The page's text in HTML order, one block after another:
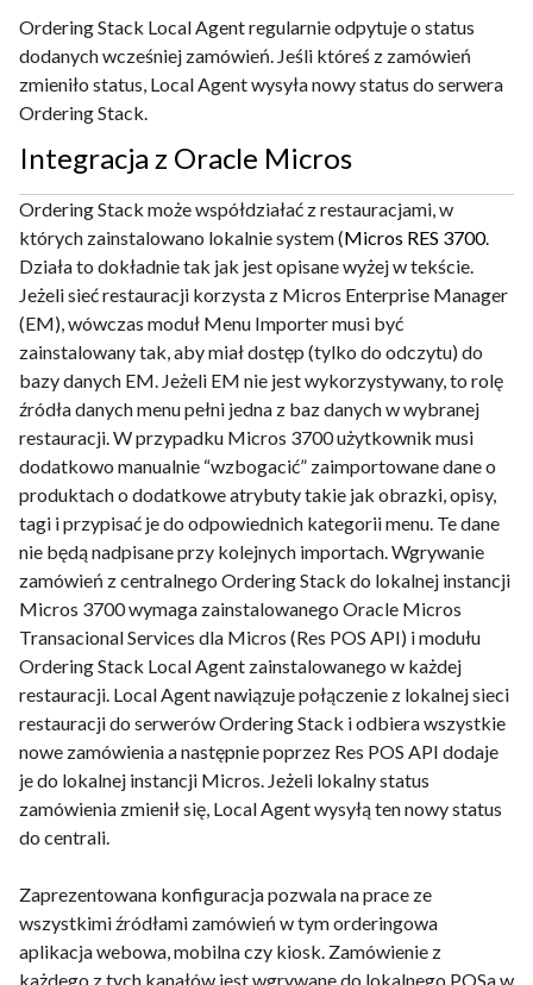
Ordering Stack Local Agent regularnie odpytuje o status
dodanych wcześniej zamówień. Jeśli któreś z zamówień
zmieniło status, Local Agent wysyła nowy status do serwera
Ordering Stack.
Integracja z Oracle Micros
Ordering Stack może współdziałać z restauracjami, w
których zainstalowano lokalnie system (Micros RES 3700.
Działa to dokładnie tak jak jest opisane wyżej w tekście.
Jeżeli sieć restauracji korzysta z Micros Enterprise Manager
(EM), wówczas moduł Menu Importer musi być
zainstalowany tak, aby miał dostęp (tylko do odczytu) do
bazy danych EM. Jeżeli EM nie jest wykorzystywany, to rolę
źródła danych menu pełni jedna z baz danych w wybranej
restauracji. W przypadku Micros 3700 użytkownik musi
dodatkowo manualnie “wzbogacić” zaimportowane dane o
produktach o dodatkowe atrybuty takie jak obrazki, opisy,
tagi i przypisać je do odpowiednich kategorii menu. Te dane
nie będą nadpisane przy kolejnych importach. Wgrywanie
zamówień z centralnego Ordering Stack do lokalnej instancji
Micros 3700 wymaga zainstalowanego Oracle Micros
Transacional Services dla Micros (Res POS API) i modułu
Ordering Stack Local Agent zainstalowanego w każdej
restauracji. Local Agent nawiązuje połączenie z lokalnej sieci
restauracji do serwerów Ordering Stack i odbiera wszystkie
nowe zamówienia a następnie poprzez Res POS API dodaje
je do lokalnej instancji Micros. Jeżeli lokalny status
zamówienia zmienił się, Local Agent wysyłą ten nowy status
do centrali.
Zaprezentowana konfiguracja pozwala na prace ze
wszystkimi źródłami zamówień w tym orderingowa
aplikacja webowa, mobilna czy kiosk. Zamówienie z
każdego z tych kanałów jest wgrywane do lokalnego POSa w